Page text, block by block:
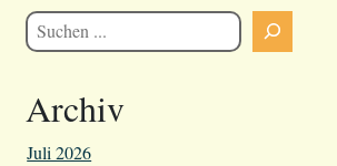
Archiv
Juli 2026